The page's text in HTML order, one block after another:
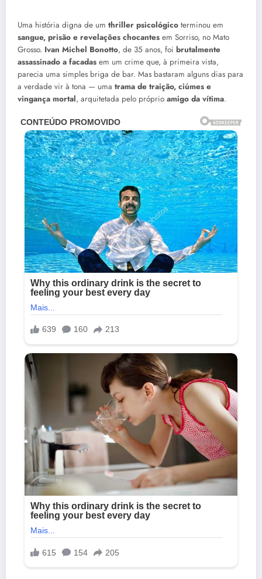
Uma história digna de um thriller psicológico terminou em
sangue, prisão e revelações chocantes em Sorriso, no Mato
Grosso. Ivan Michel Bonotto, de 35 anos, foi brutalmente
assassinado a facadas em um crime que, à primeira vista,
parecia uma simples briga de bar. Mas bastaram alguns dias para
a verdade vir à tona — uma trama de traição, ciúmes e
vingança mortal, arquitetada pelo próprio amigo da vítima.